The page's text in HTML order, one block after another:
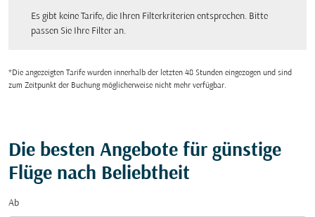
Es gibt keine Tarife, die Ihren Filterkriterien entsprechen. Bitte
passen Sie Ihre Filter an.
*Die angezeigten Tarife wurden innerhalb der letzten 48 Stunden eingezogen und sind
zum Zeitpunkt der Buchung möglicherweise nicht mehr verfügbar.
Die besten Angebote für günstige
Flüge nach Beliebtheit
Ab